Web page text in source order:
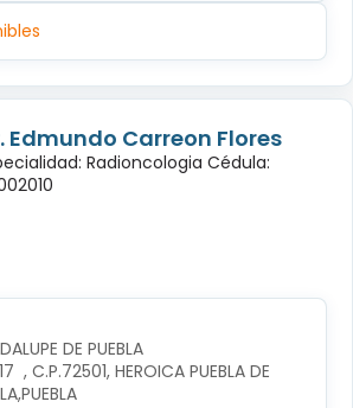
Edmundo Carreon Flores
Radioncologia Cédula:
DE PUEBLA
, C.P.72501, HEROICA PUEBLA DE